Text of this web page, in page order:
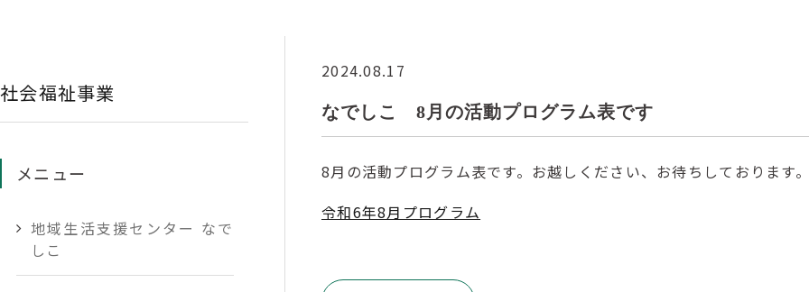
2024.08.17
なでしこ 8月の活動プログラム表です
8月の活動プログラム表です。お越しください、お待ちしております
令和6年8月プログラム
社会福祉事業
メニュー
地域生活支援センター なで
しこ